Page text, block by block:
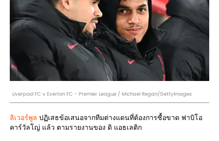
Liverpool FC v Everton FC - Premier League / Michael Regan/GettyImages
ลิเวอร์พูล ปฏิเสธข้อเสนอจากทีมต่างแดนที่ต้องการซื้อขาด ฟาบิโอ
คาร์วัลโญ่ แล้ว ตามรายงานของ ดิ แอธเลติก